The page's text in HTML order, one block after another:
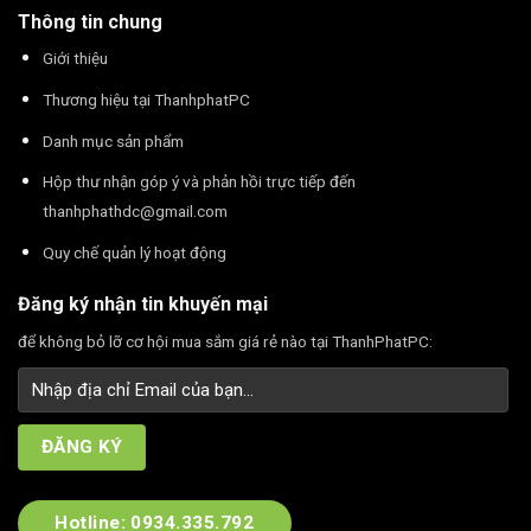
Thông tin chung
Giới thiệu
Thương hiệu tại ThanhphatPC
Danh mục sản phẩm
Hộp thư nhận góp ý và phản hồi trực tiếp đến
thanhphathdc@gmail.com
Quy chế quản lý hoạt động
Đăng ký nhận tin khuyến mại
để không bỏ lỡ cơ hội mua sắm giá rẻ nào tại ThanhPhatPC:
Hotline: 0934.335.792